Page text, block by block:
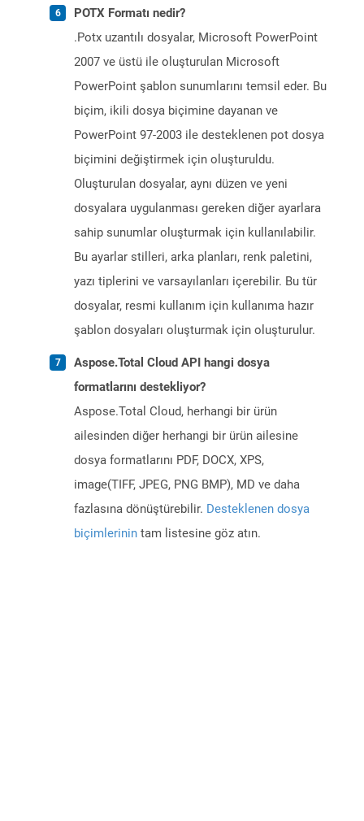
POTX Formatı nedir?
.Potx uzantılı dosyalar, Microsoft PowerPoint
2007 ve üstü ile oluşturulan Microsoft
PowerPoint şablon sunumlarını temsil eder. Bu
biçim, ikili dosya biçimine dayanan ve
PowerPoint 97-2003 ile desteklenen pot dosya
biçimini değiştirmek için oluşturuldu.
Oluşturulan dosyalar, aynı düzen ve yeni
dosyalara uygulanması gereken diğer ayarlara
sahip sunumlar oluşturmak için kullanılabilir.
Bu ayarlar stilleri, arka planları, renk paletini,
yazı tiplerini ve varsayılanları içerebilir. Bu tür
dosyalar, resmi kullanım için kullanıma hazır
şablon dosyaları oluşturmak için oluşturulur.
Aspose.Total Cloud API hangi dosya
formatlarını destekliyor?
Aspose.Total Cloud, herhangi bir ürün
ailesinden diğer herhangi bir ürün ailesine
dosya formatlarını PDF, DOCX, XPS,
image(TIFF, JPEG, PNG BMP), MD ve daha
fazlasına dönüştürebilir. Desteklenen dosya
biçimlerinin tam listesine göz atın.